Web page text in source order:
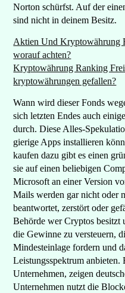
Norton schürfst. Auf der
sind nicht in deinem Besitz.
Aktien Und Kryptowährung
worauf achten?
Kryptowährung Ranking
kryptowährungen gefallen?
Wann wird dieser Fonds
sich letzten Endes auch
durch. Diese Alles-
gierige Apps installieren
kaufen dazu gibt es einen
sie auf einen beliebigen
Microsoft an einer Version
Mails werden gar nicht oder
beantwortet, zerstört oder
Behörde wer Cryptos besitzt
die Gewinne zu versteuern,
Mindesteinlage fordern und
Leistungsspektrum
Unternehmen, zeigen
Unternehmen nutzt die